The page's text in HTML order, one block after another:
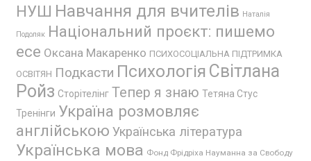
НУШ Навчання для вчителів Наталія
Подоляк Національний проєкт: пишемо
есе Оксана Макаренко ПСИХОСОЦІАЛЬНА ПІДТРИМКА
ОСВІТЯН Подкасти Психологія Світлана
Ройз Сторітелінг Тепер я знаю Тетяна Стус
Тренінги Україна розмовляє
англійською Українська література
Українська мова Фонд Фрідріха Науманна за Свободу